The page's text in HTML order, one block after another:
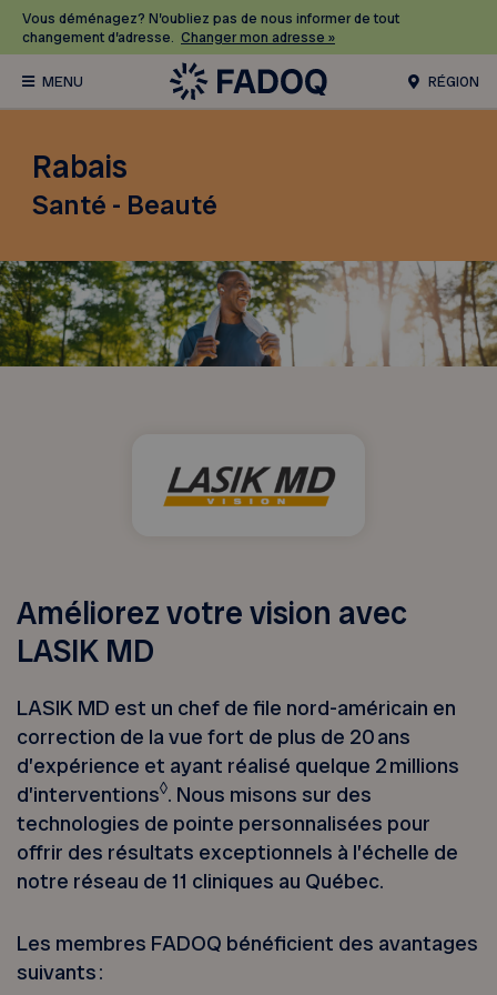
Vous déménagez? N’oubliez pas de nous informer de tout
changement d’adresse. Changer mon adresse »
RÉGION
Rabais
Santé - Beauté
Améliorez votre vision avec
LASIK MD
LASIK MD est un chef de file nord-américain en
correction de la vue fort de plus de 20ans
d’expérience et ayant réalisé quelque 2millions
d’interventions◊. Nous misons sur des
technologies de pointe personnalisées pour
offrir des résultats exceptionnels à l’échelle de
notre réseau de 11 cliniques au Québec.
Les membres FADOQ bénéficient des avantages
suivants :